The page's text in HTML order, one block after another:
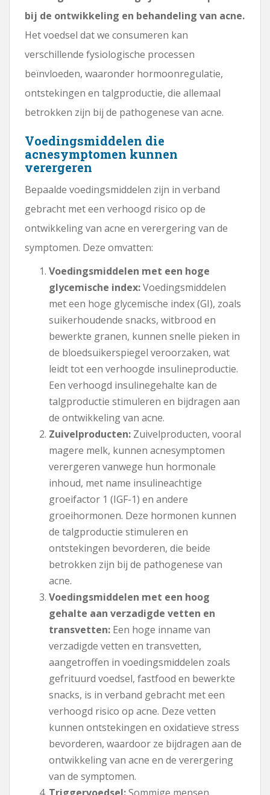
bij de ontwikkeling en behandeling van acne.
Het voedsel dat we consumeren kan
verschillende fysiologische processen
beïnvloeden, waaronder hormoonregulatie,
ontstekingen en talgproductie, die allemaal
betrokken zijn bij de pathogenese van acne.
Voedingsmiddelen die
acnesymptomen kunnen
verergeren
Bepaalde voedingsmiddelen zijn in verband
gebracht met een verhoogd risico op de
ontwikkeling van acne en verergering van de
symptomen. Deze omvatten:
Voedingsmiddelen met een hoge
glycemische index:Voedingsmiddelen
met een hoge glycemische index (GI), zoals
suikerhoudende snacks, witbrood en
bewerkte granen, kunnen snelle pieken in
de bloedsuikerspiegel veroorzaken, wat
leidt tot een verhoogde insulineproductie.
Een verhoogd insulinegehalte kan de
talgproductie stimuleren en bijdragen aan
de ontwikkeling van acne.
Zuivelproducten: Zuivelproducten, vooral
magere melk, kunnen acnesymptomen
verergeren vanwege hun hormonale
inhoud, met name insulineachtige
groeifactor 1 (IGF-1) en andere
groeihormonen. Deze hormonen kunnen
de talgproductie stimuleren en
ontstekingen bevorderen, die beide
betrokken zijn bij de pathogenese van
acne.
Voedingsmiddelen met een hoog
gehalte aan verzadigde vetten en
transvetten: Een hoge inname van
verzadigde vetten en transvetten,
aangetroffen in voedingsmiddelen zoals
gefrituurd voedsel, fastfood en bewerkte
snacks, is in verband gebracht met een
verhoogd risico op acne. Deze vetten
kunnen ontstekingen en oxidatieve stress
bevorderen, waardoor ze bijdragen aan de
ontwikkeling van acne en de verergering
van de symptomen.
Triggervoedsel:Sommige mensen